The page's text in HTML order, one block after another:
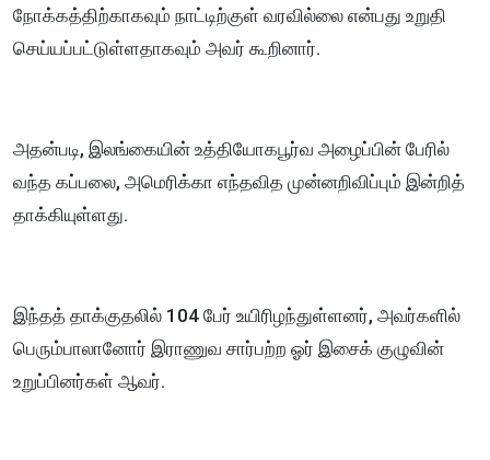
நோக்கத்திற்காகவும் நாட்டிற்குள் வரவில்லை என்பது உறுதி
செய்யப்பட்டுள்ளதாகவும் அவர் கூறினார்.
அதன்படி, இலங்கையின் உத்தியோகபூர்வ அழைப்பின் பேரில்
வந்த கப்பலை, அமெரிக்கா எந்தவித முன்னறிவிப்பும் இன்றித்
தாக்கியுள்ளது.
இந்தத் தாக்குதலில் 104 பேர் உயிரிழந்துள்ளனர், அவர்களில்
பெரும்பாலானோர் இராணுவ சார்பற்ற ஓர் இசைக் குழுவின்
உறுப்பினர்கள் ஆவர்.